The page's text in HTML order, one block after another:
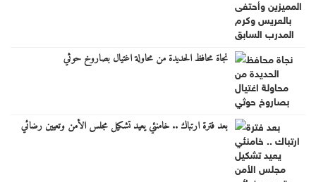
نجاة محافظ الحديدة من محاولة اغتيال بصاروخ حوثي
بعد فترة ارتباك .. خامنئي يعيد تشكيل مجلس الأمن وتعيين رضائي